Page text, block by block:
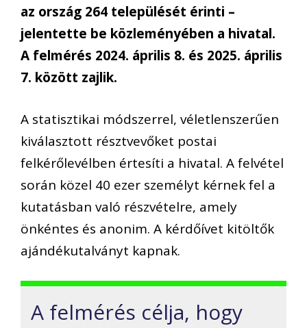
az ország 264 települését érinti –
jelentette be közleményében a hivatal.
A felmérés 2024. április 8. és 2025. április
7. között zajlik.
A statisztikai módszerrel, véletlenszerűen
kiválasztott résztvevőket postai
felkérőlevélben értesíti a hivatal. A felvétel
során közel 40 ezer személyt kérnek fel a
kutatásban való részvételre, amely
önkéntes és anonim. A kérdőívet kitöltők
ajándékutalványt kapnak.
A felmérés célja, hogy